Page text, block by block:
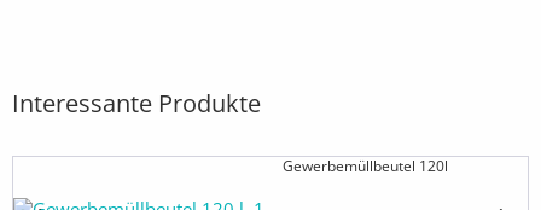
Interessante Produkte
Gewerbemüllbeutel 120l